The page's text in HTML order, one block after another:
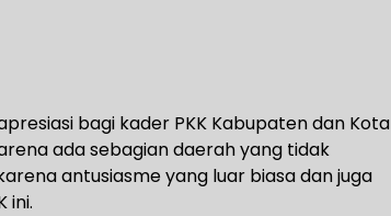
bagi kader PKK Kabupaten dan Kota
ada sebagian daerah yang tidak
antusiasme yang luar biasa dan juga
ini.